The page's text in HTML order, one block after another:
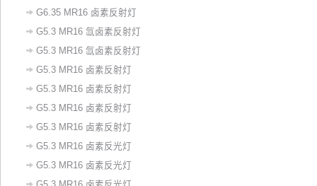
G6.35 MR16 卤素反射灯
G5.3 MR16 氙卤素反射灯
G5.3 MR16 氙卤素反射灯
G5.3 MR16 卤素反射灯
G5.3 MR16 卤素反射灯
G5.3 MR16 卤素反射灯
G5.3 MR16 卤素反射灯
‌G5.3 MR16 卤素反光灯‌
​G5.3 MR16 卤素反光灯